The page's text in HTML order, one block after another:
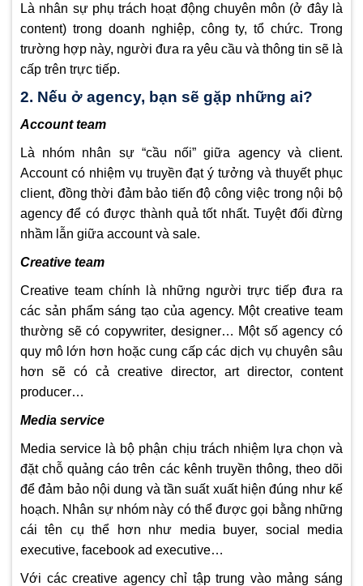
Là nhân sự phụ trách hoạt động chuyên môn (ở đây là
content) trong doanh nghiệp, công ty, tổ chức. Trong
trường hợp này, người đưa ra yêu cầu và thông tin sẽ là
cấp trên trực tiếp.
2. Nếu ở agency, bạn sẽ gặp những ai?
Account team
Là nhóm nhân sự “cầu nối” giữa agency và client.
Account có nhiệm vụ truyền đạt ý tưởng và thuyết phục
client, đồng thời đảm bảo tiến độ công việc trong nội bộ
agency để có được thành quả tốt nhất. Tuyệt đối đừng
nhầm lẫn giữa account và sale.
Creative team
Creative team chính là những người trực tiếp đưa ra
các sản phẩm sáng tạo của agency. Một creative team
thường sẽ có copywriter, designer… Một số agency có
quy mô lớn hơn hoặc cung cấp các dịch vụ chuyên sâu
hơn sẽ có cả creative director, art director, content
producer…
Media service
Media service là bộ phận chịu trách nhiệm lựa chọn và
đặt chỗ quảng cáo trên các kênh truyền thông, theo dõi
để đảm bảo nội dung và tần suất xuất hiện đúng như kế
hoạch. Nhân sự nhóm này có thể được gọi bằng những
cái tên cụ thể hơn như media buyer, social media
executive, facebook ad executive…
Với các creative agency chỉ tập trung vào mảng sáng